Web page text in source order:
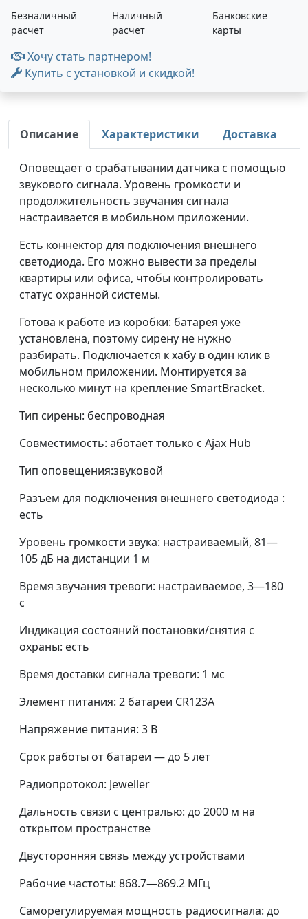
Безналичный
расчет
Наличный
расчет
Банковские
карты
Хочу стать партнером!
Купить с установкой и скидкой!
Описание Характеристики Доставка
Оповещает о срабатывании датчика с помощью
звукового сигнала. Уровень громкости и
продолжительность звучания сигнала
настраивается в мобильном приложении.
Есть коннектор для подключения внешнего
светодиода. Его можно вывести за пределы
квартиры или офиса, чтобы контролировать
статус охранной системы.
Готова к работе из коробки: батарея уже
установлена, поэтому сирену не нужно
разбирать. Подключается к хабу в один клик в
мобильном приложении. Монтируется за
несколько минут на крепление SmartBracket.
Тип сирены: беспроводная
Совместимость: аботает только с Ajax Hub
Тип оповещения:звуковой
Разъем для подключения внешнего светодиода :
есть
Уровень громкости звука: настраиваемый, 81—
105 дБ на дистанции 1 м
Время звучания тревоги: настраиваемое, 3—180
с
Индикация состояний постановки/снятия с
охраны: есть
Время доставки сигнала тревоги: 1 мс
Элемент питания: 2 батареи CR123A
Напряжение питания: 3 В
Срок работы от батареи — до 5 лет
Радиопротокол: Jeweller
Дальность связи с централью: до 2000 м на
открытом пространстве
Двусторонняя связь между устройствами
Рабочие частоты: 868.7—869.2 МГц
Саморегулируемая мощность радиосигнала: до